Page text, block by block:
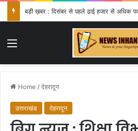
बड़ी ख़बर : दिसंबर से पहले ढाई हजार से अधिक
Menu
Home /देहरादून
उत्तराखंड देहरादून